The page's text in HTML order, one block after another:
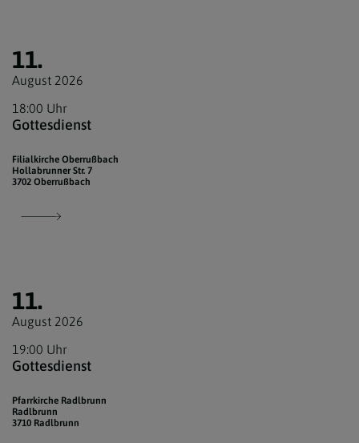
11.
August 2026
18:00 Uhr
Gottesdienst
Filialkirche Oberrußbach
Hollabrunner Str. 7
3702 Oberrußbach
11.
August 2026
19:00 Uhr
Gottesdienst
Pfarrkirche Radlbrunn
Radlbrunn
3710 Radlbrunn